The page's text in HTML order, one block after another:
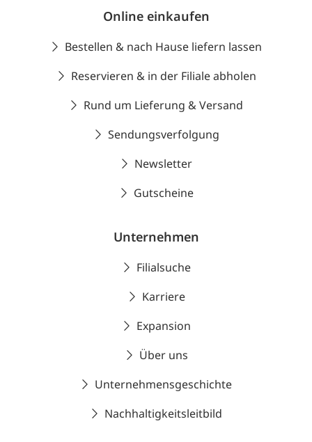
Online einkaufen
Bestellen & nach Hause liefern lassen
Reservieren & in der Filiale abholen
Rund um Lieferung & Versand
Sendungsverfolgung
Newsletter
Gutscheine
Unternehmen
Filialsuche
Karriere
Expansion
Über uns
Unternehmensgeschichte
Nachhaltigkeitsleitbild